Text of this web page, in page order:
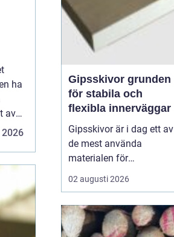
ha
av
av
Gipsskivor grunden
för stabila och
flexibla innerväggar
Gipsskivor är i dag ett av
de mest använda
materialen för
innerväggar och tak i
både bostäder och
skapar släta ytor, är
enkla att anpassa och
02 augusti 2026